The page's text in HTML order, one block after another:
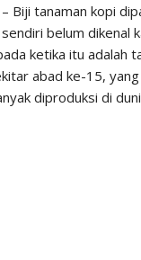
– Biji tanaman kopi
belum dikenal
ketika itu adalah
abad ke-15,
diproduksi di